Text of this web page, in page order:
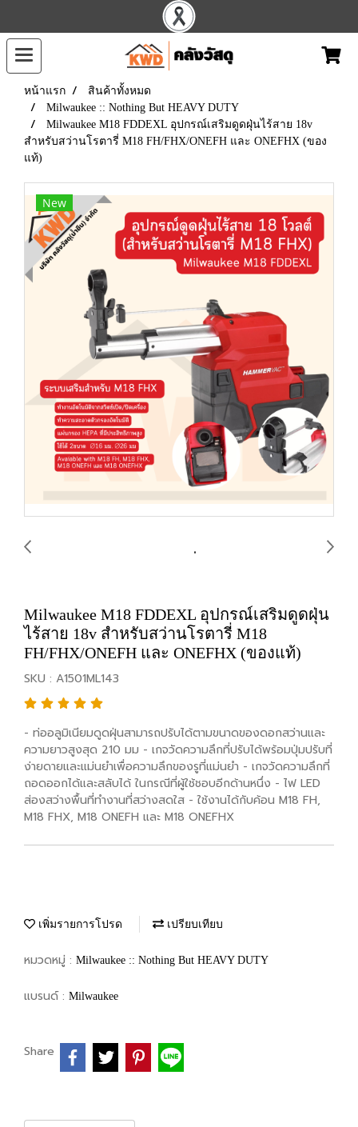
หน้าแรก
สินค้าทั้งหมด
Milwaukee :: Nothing But HEAVY DUTY
Milwaukee M18 FDDEXL อุปกรณ์เสริมดูดฝุ่นไร้สาย 18v
สำหรับสว่านโรตารี่ M18 FH/FHX/ONEFH และ ONEFHX (ของ
แท้)
New
Milwaukee M18 FDDEXL อุปกรณ์เสริมดูดฝุ่น
ไร้สาย 18v สำหรับสว่านโรตารี่ M18
FH/FHX/ONEFH และ ONEFHX (ของแท้)
SKU : A1501ML143
- ท่ออลูมิเนียมดูดฝุ่นสามารถปรับได้ตามขนาดของดอกสว่านและ
ความยาวสูงสุด 210 มม - เกจวัดความลึกที่ปรับได้พร้อมปุ่มปรับที่
ง่ายดายและแม่นยำเพื่อความลึกของรูที่แม่นยำ - เกจวัดความลึกที่
ถอดออกได้และสลับได้ ในกรณีที่ผู้ใช้ชอบอีกด้านหนึ่ง - ไฟ LED
ส่องสว่างพื้นที่ทำงานที่สว่างสดใส - ใช้งานได้กับค้อน M18 FH,
M18 FHX, M18 ONEFH และ M18 ONEFHX
เพิ่มรายการโปรด เปรียบเทียบ
หมวดหมู่ : Milwaukee :: Nothing But HEAVY DUTY
แบรนด์ : Milwaukee
Share